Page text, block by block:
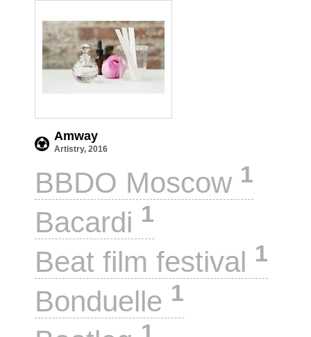
Amway
Artistry, 2016
BBDO Moscow 1
Bacardi 1
Beat film festival 1
Bonduelle 1